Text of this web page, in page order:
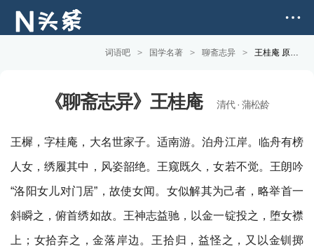
词语吧 > 国学名著 > 聊斋志异 > 王桂庵 原文版
《聊斋志异》王桂庵 清代 · 蒲松龄
王樨，字桂庵，大名世家子。适南游。泊舟江岸。临舟有榜
人女，绣履其中，风姿韶绝。王窥既久，女若不觉。王朗吟
“洛阳女儿对门居”，故使女闻。女似解其为己者，略举首一
斜瞬之，俯首绣如故。王神志益驰，以金一锭投之，堕女襟
上；女拾弃之，金落岸边。王拾归，益怪之，又以金钏掷